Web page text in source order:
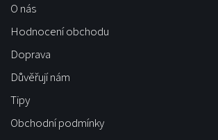
O nás
Hodnocení obchodu
Doprava
Důvěřují nám
Tipy
Obchodní podmínky